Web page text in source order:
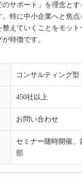
のサポート」を理念と
特に中小企業へと焦
えていくことをモッ
特徴です。
コンサルティング型
450社以上
お問い合わせ
セミナー随時開催、
部